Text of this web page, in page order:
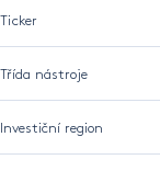
Ticker
Třída nástroje
Investiční region